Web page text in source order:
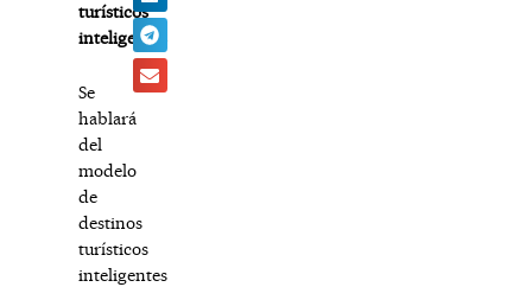
turísticos
inteligentes
Se
hablará
del
modelo
de
destinos
turísticos
inteligentes